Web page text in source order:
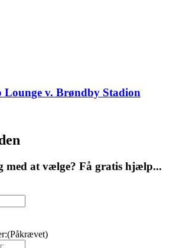
v. Brøndby Stadion
med at vælge? Få gratis hjælp...
(Påkrævet)